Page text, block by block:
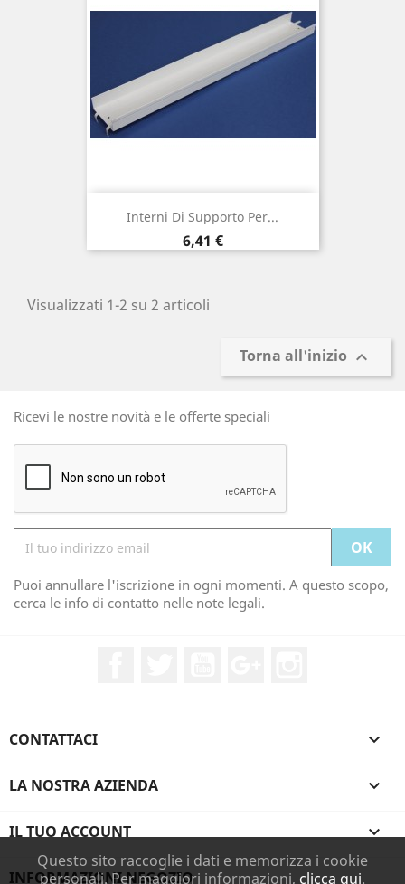
Interni Di Supporto Per...
Prezzo
6,41 €
Visualizzati 1-2 su 2 articoli
Torna all'inizio 
Ricevi le nostre novità e le offerte speciali
Puoi annullare l'iscrizione in ogni momenti. A questo scopo,
cerca le info di contatto nelle note legali.
CONTATTACI 
LA NOSTRA AZIENDA 
IL TUO ACCOUNT 
INFORMAZIONI NEGOZIO
Questo sito raccoglie i dati e memorizza i cookie
personali. Per maggiori informazioni, clicca qui.